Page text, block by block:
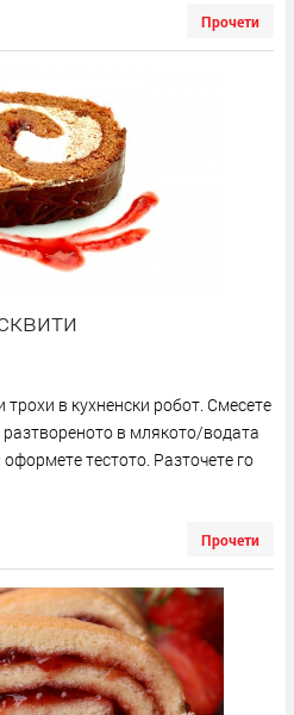
Прочети
в кухненски робот. Смесете
разтвореното в млякото/водата
тестото. Разточете го
Прочети